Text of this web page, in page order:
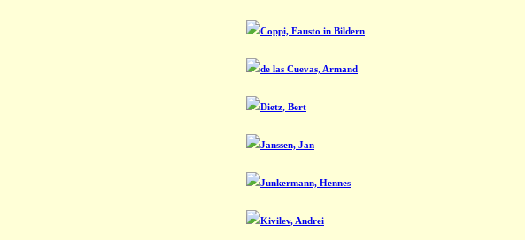
Coppi, Fausto in Bildern
de las Cuevas, Armand
Dietz, Bert
Janssen, Jan
Junkermann, Hennes
Kivilev, Andrei